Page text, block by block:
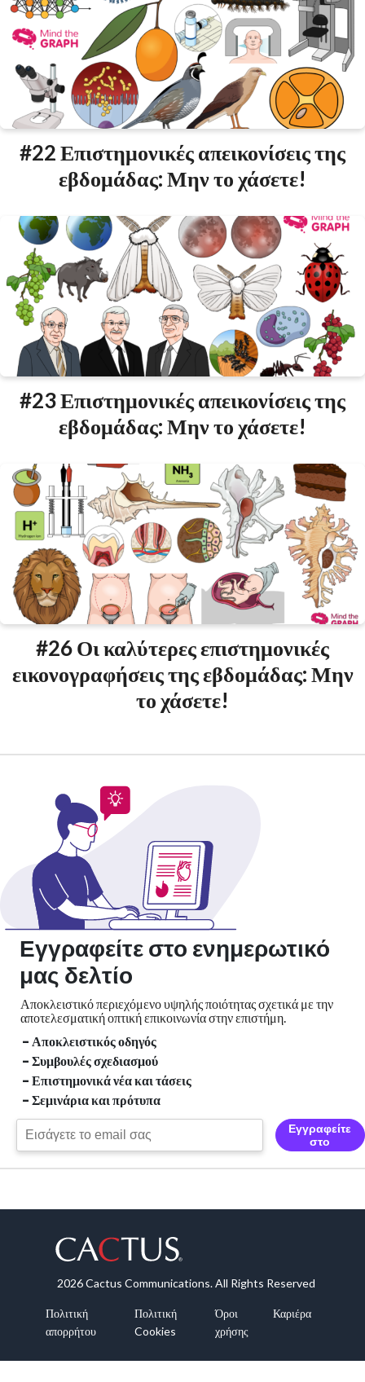
#22 Επιστημονικές απεικονίσεις της
εβδομάδας: Μην το χάσετε!
#23 Επιστημονικές απεικονίσεις της
εβδομάδας: Μην το χάσετε!
#26 Οι καλύτερες επιστημονικές
εικονογραφήσεις της εβδομάδας: Μην
το χάσετε!
Εγγραφείτε στο ενημερωτικό
μας δελτίο
Αποκλειστικό περιεχόμενο υψηλής ποιότητας σχετικά με την
αποτελεσματική οπτικήεπικοινωνία στην επιστήμη.
- Αποκλειστικός οδηγός
- Συμβουλές σχεδιασμού
- Επιστημονικά νέα και τάσεις
- Σεμινάρια και πρότυπα
Εγγραφείτε
στο
2026 Cactus Communications. All Rights Reserved
Πολιτική
απορρήτου
Πολιτική
Cookies
Όροι
χρήσης
Καριέρα